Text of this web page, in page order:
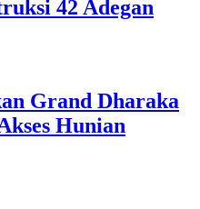
42 Adegan
Grand Dharaka
Hunian